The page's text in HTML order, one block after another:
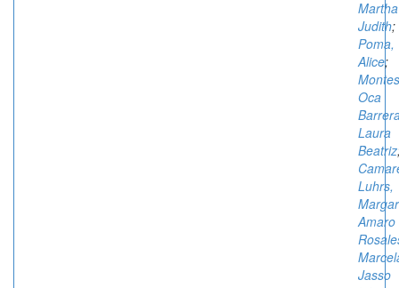
Martha
Judith;
Poma,
Alice;
Oca
Laura
Beatriz
Luhrs,
Amaro
Jasso